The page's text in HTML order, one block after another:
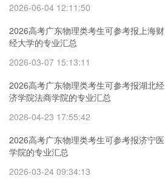
2026-06-04 12:11:50
2026高考广东物理类考生可参考报上海财
经大学的专业汇总
2026-03-07 15:13:11
2026高考广东物理类考生可参考报湖北经
济学院法商学院的专业汇总
2026-04-23 17:55:42
2026高考广东物理类考生可参考报济宁医
学院的专业汇总
2026-03-24 09:34:13